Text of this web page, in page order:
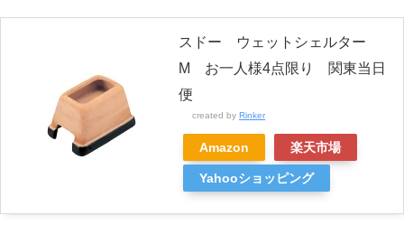
スドー ウェットシェルター
M お一人様4点限り 関東当日
便
created by Rinker
Amazon 楽天市場
Yahooショッピング